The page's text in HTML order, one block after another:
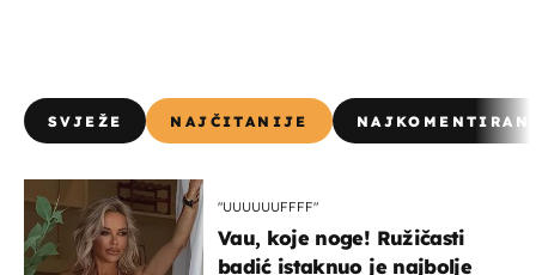
SVJEŽE NAJČITANIJE
"UUUUUUFFFF"
Vau, koje noge! Ružičasti
badić istaknuo je najbolje